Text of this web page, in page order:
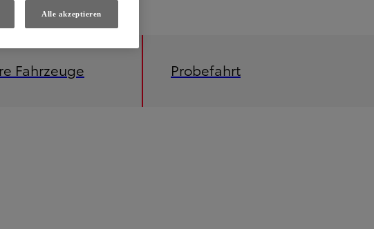
Fahrzeuge Probefahrt
Alle akzeptieren